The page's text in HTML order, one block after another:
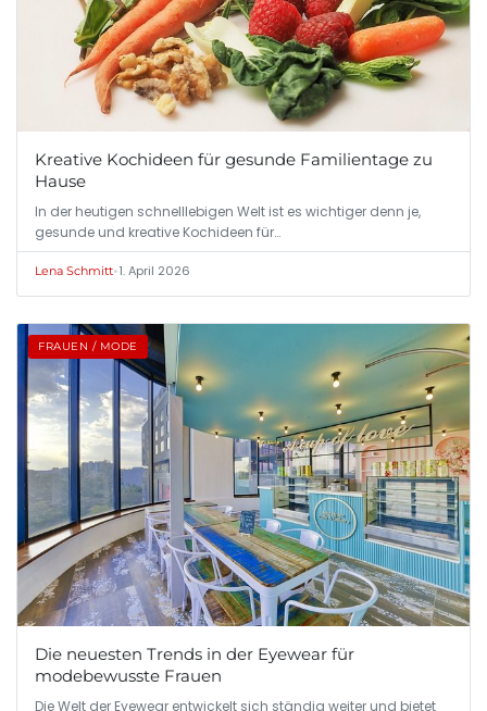
Kreative Kochideen für gesunde Familientage zu
Hause
In der heutigen schnelllebigen Welt ist es wichtiger denn je,
gesunde und kreative Kochideen für…
Lena Schmitt•1. April 2026
FRAUEN / MODE
Die neuesten Trends in der Eyewear für
modebewusste Frauen
Die Welt der Eyewear entwickelt sich ständig weiter und bietet